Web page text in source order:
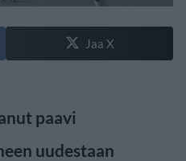
Jaa X
paavi
uudestaan